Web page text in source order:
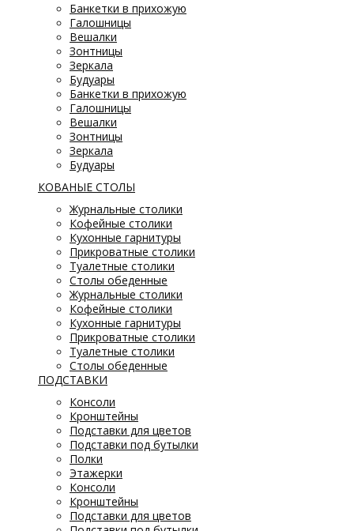
Банкетки в прихожую
Галошницы
Вешалки
Зонтницы
Зеркала
Будуары
Банкетки в прихожую
Галошницы
Вешалки
Зонтницы
Зеркала
Будуары
КОВАНЫЕ СТОЛЫ
Журнальные столики
Кофейные столики
Кухонные гарнитуры
Прикроватные столики
Туалетные столики
Столы обеденные
Журнальные столики
Кофейные столики
Кухонные гарнитуры
Прикроватные столики
Туалетные столики
Столы обеденные
ПОДСТАВКИ
Консоли
Кронштейны
Подставки для цветов
Подставки под бутылки
Полки
Этажерки
Консоли
Кронштейны
Подставки для цветов